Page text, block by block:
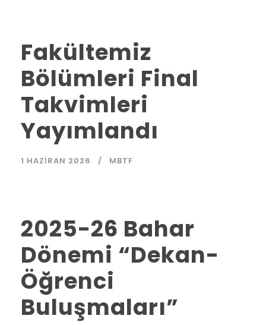
Fakültemiz
Bölümleri Final
Takvimleri
Yayımlandı
1 HAZIRAN 2026 MBTF
2025-26 Bahar
Dönemi “Dekan-
Öğrenci
Buluşmaları”